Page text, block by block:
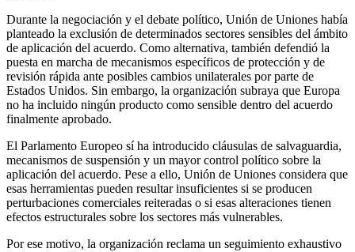
Durante la negociación y el debate político, Unión de Uniones había
planteado la exclusión de determinados sectores sensibles del ámbito
de aplicación del acuerdo. Como alternativa, también defendió la
puesta en marcha de mecanismos específicos de protección y de
revisión rápida ante posibles cambios unilaterales por parte de
Estados Unidos. Sin embargo, la organización subraya que Europa
no ha incluido ningún producto como sensible dentro del acuerdo
finalmente aprobado.
El Parlamento Europeo sí ha introducido cláusulas de salvaguardia,
mecanismos de suspensión y un mayor control político sobre la
aplicación del acuerdo. Pese a ello, Unión de Uniones considera que
esas herramientas pueden resultar insuficientes si se producen
perturbaciones comerciales reiteradas o si esas alteraciones tienen
efectos estructurales sobre los sectores más vulnerables.
Por ese motivo, la organización reclama un seguimiento exhaustivo